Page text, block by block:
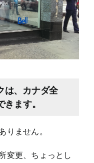
は、カナダ全
ます。
りません。
変更、ちょっとし